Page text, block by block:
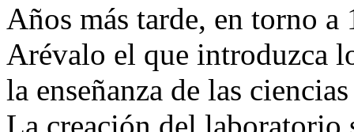
Años más tarde, en torno a
Arévalo el que introduzca
la enseñanza de las
La creación del laboratorio